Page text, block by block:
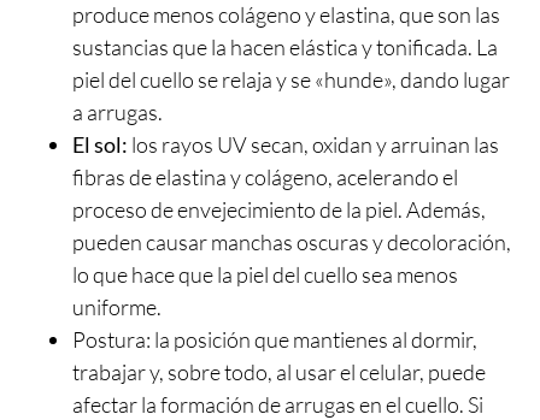
produce menos colágeno y elastina, que son las
sustancias que la hacen elástica y tonificada. La
piel del cuello se relaja y se «hunde», dando lugar
a arrugas.
El sol: los rayos UV secan, oxidan y arruinan las
fibras de elastina y colágeno, acelerando el
proceso de envejecimiento de la piel. Además,
pueden causar manchas oscuras y decoloración,
lo que hace que la piel del cuello sea menos
uniforme.
Postura: la posición que mantienes al dormir,
trabajar y, sobre todo, al usar el celular, puede
afectar la formación de arrugas en el cuello. Si